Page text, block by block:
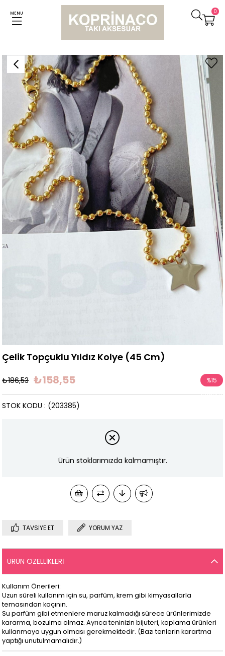
MENU 0
Kolyeler Çelik Topçuklu Yıldız Kolye (45 Cm)
Çelik Topçuklu Yıldız Kolye (45 Cm)
₺186,53 ₺158,55 %15
İndirim
(203385)
STOK KODU
Ürün stoklarımızda kalmamıştır.
TAVSIYE ET YORUM YAZ
ÜRÜN ÖZELLIKLERI
Kullanım Önerileri:
Uzun süreli kullanım için su, parfüm, krem gibi kimyasallarla
temasından kaçının.
Su parfüm gibi etmenlere maruz kalmadığı sürece ürünlerimizde
kararma, bozulma olmaz. Ayrıca teninizin bijuteri, kaplama ürünleri
kullanmaya uygun olması gerekmektedir. (Bazı tenlerin karartma
yaptığı unutulmamalıdır.)